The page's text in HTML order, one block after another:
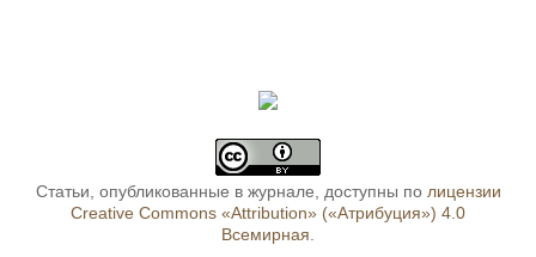
Статьи, опубликованные в журнале, доступны по лицензии
Creative Commons «Attribution» («Атрибуция») 4.0
Всемирная